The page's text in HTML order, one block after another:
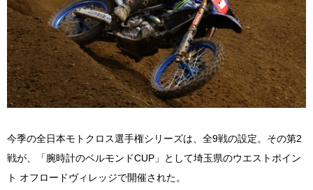
今季の全日本モトクロス選手権シリーズは、全9戦の設定。その第2
戦が、「腕時計のベルモンドCUP」として埼玉県のウエストポイン
ト オフロードヴィレッジで開催された。